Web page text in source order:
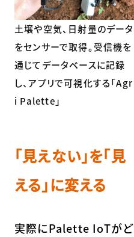
土壌や空気、日射量のデータ
をセンサーで取得。受信機を
通じてデータベースに記録
し、アプリで可視化する「Agr
i Palette」
「見えない」を「見
える」に変える
実際にPalette IoTがど